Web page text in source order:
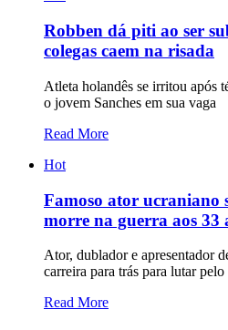
Robben dá piti ao ser
colegas caem na risada
Atleta holandês se irritou após
o jovem Sanches em sua vaga
Read More
Hot
Famoso ator ucraniano
morre na guerra aos 33
Ator, dublador e apresentador
carreira para trás para lutar pelo
Read More